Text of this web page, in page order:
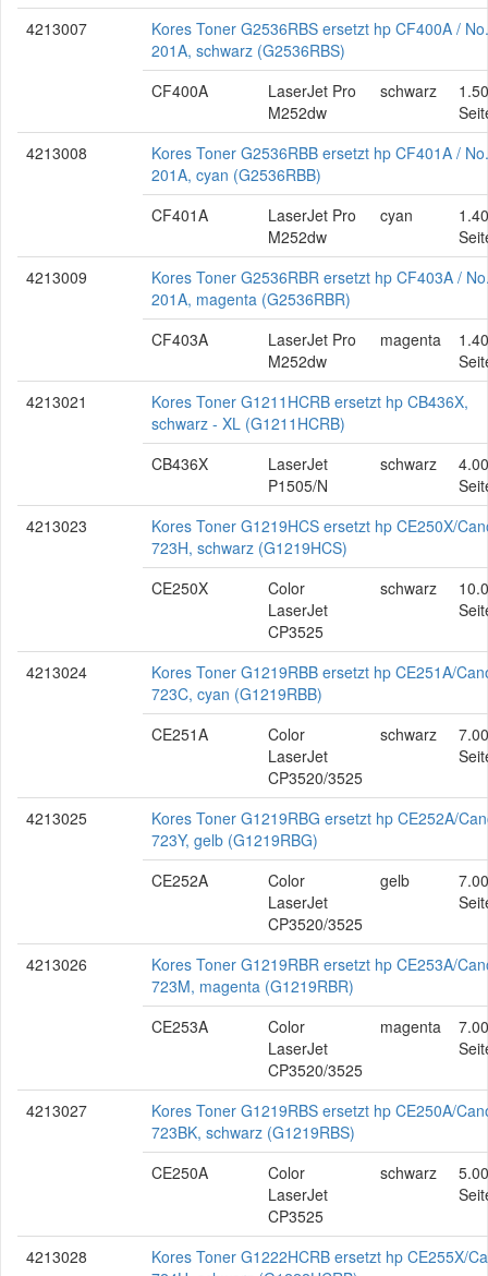
4213007
Kores Toner G2536RBS ersetzt hp CF400A / No.
201A, schwarz (G2536RBS)
CF400A
LaserJet Pro
M252dw
schwarz
4213008
Kores Toner G2536RBB ersetzt hp CF401A / No.
201A, cyan (G2536RBB)
CF401A
LaserJet Pro
M252dw
cyan
4213009
Kores Toner G2536RBR ersetzt hp CF403A /
201A, magenta (G2536RBR)
CF403A
LaserJet Pro
M252dw
magenta
4213021
Kores Toner G1211HCRB ersetzt hp CB436X,
schwarz - XL (G1211HCRB)
CB436X
LaserJet
P1505/N
schwarz
4213023
Kores Toner G1219HCS ersetzt hp CE250X/
723H, schwarz (G1219HCS)
CE250X
Color
LaserJet
CP3525
schwarz
4213024
Kores Toner G1219RBB ersetzt hp CE251A/
723C, cyan (G1219RBB)
CE251A
Color
LaserJet
CP3520/3525
schwarz
4213025
Kores Toner G1219RBG ersetzt hp CE252A/
723Y, gelb (G1219RBG)
CE252A
Color
LaserJet
CP3520/3525
gelb
4213026
Kores Toner G1219RBR ersetzt hp CE253A/
723M, magenta (G1219RBR)
CE253A
Color
LaserJet
CP3520/3525
magenta
4213027
Kores Toner G1219RBS ersetzt hp CE250A/
723BK, schwarz (G1219RBS)
CE250A
Color
LaserJet
CP3525
schwarz
4213028
Kores Toner G1222HCRB ersetzt hp CE255X/